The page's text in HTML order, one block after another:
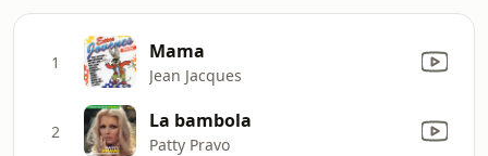
1 Mama
Jean Jacques
2 La bambola
Patty Pravo